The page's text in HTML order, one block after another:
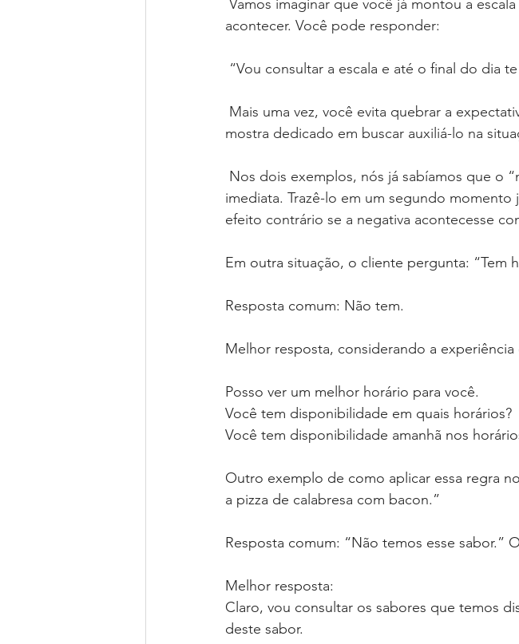
Vamos imaginar que você já montou a
acontecer. Você pode responder:
“Vou consultar a escala e até o final do dia
Mais uma vez, você evita quebrar a
mostra dedicado em buscar auxiliá-lo na
Nos dois exemplos, nós já sabíamos que o
imediata. Trazê-lo em um segundo
efeito contrário se a negativa acontecesse
Em outra situação, o cliente pergunta: “Tem
Resposta comum: Não tem.
Melhor resposta, considerando a experiência
Posso ver um melhor horário para você.
Você tem disponibilidade em quais horários?
Você tem disponibilidade amanhã nos
Outro exemplo de como aplicar essa regra
a pizza de calabresa com bacon.”
Resposta comum: “Não temos esse sabor.”
Melhor resposta:
Claro, vou consultar os sabores que temos
deste sabor.